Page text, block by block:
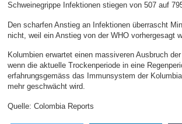
Schweinegrippe Infektionen stiegen von 507 auf
Den scharfen Anstieg an Infektionen überrascht
nicht, weil ein Anstieg von der WHO vorhergesagt
Kolumbien erwartet einen massiveren Ausbruch
wenn die aktuelle Trockenperiode in eine
erfahrungsgemäss das Immunsystem der
mehr geschwächt wird.
Quelle: Colombia Reports